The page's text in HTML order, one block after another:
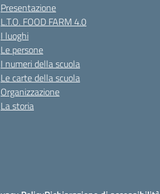
Presentazione
L.T.O. FOOD FARM 4.0
I luoghi
Le persone
I numeri della scuola
Le carte della scuola
Organizzazione
La storia